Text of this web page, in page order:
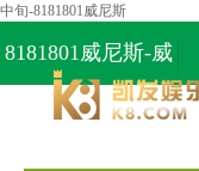
中旬-8181801威尼斯
8181801威尼斯-威
尼斯87978797